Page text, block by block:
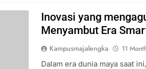
Inovasi yang
Menyambut Era
Kampusmajalengka 11
Dalam era dunia maya saat